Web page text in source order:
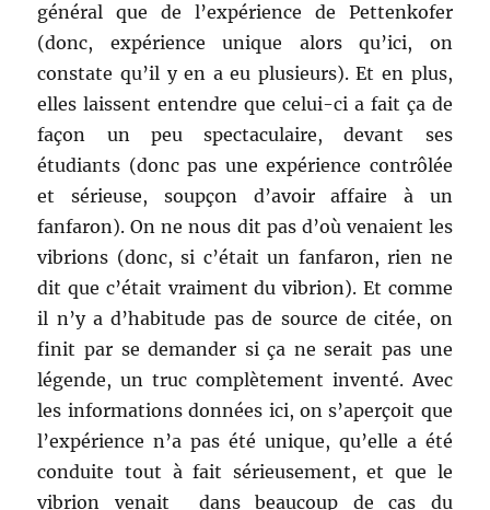
général que de l’expérience de Pettenkofer
(donc, expérience unique alors qu’ici, on
constate qu’il y en a eu plusieurs). Et en plus,
elles laissent entendre que celui-ci a fait ça de
façon un peu spectaculaire, devant ses
étudiants (donc pas une expérience contrôlée
et sérieuse, soupçon d’avoir affaire à un
fanfaron). On ne nous dit pas d’où venaient les
vibrions (donc, si c’était un fanfaron, rien ne
dit que c’était vraiment du vibrion). Et comme
il n’y a d’habitude pas de source de citée, on
finit par se demander si ça ne serait pas une
légende, un truc complètement inventé. Avec
les informations données ici, on s’aperçoit que
l’expérience n’a pas été unique, qu’elle a été
conduite tout à fait sérieusement, et que le
vibrion venait dans beaucoup de cas du